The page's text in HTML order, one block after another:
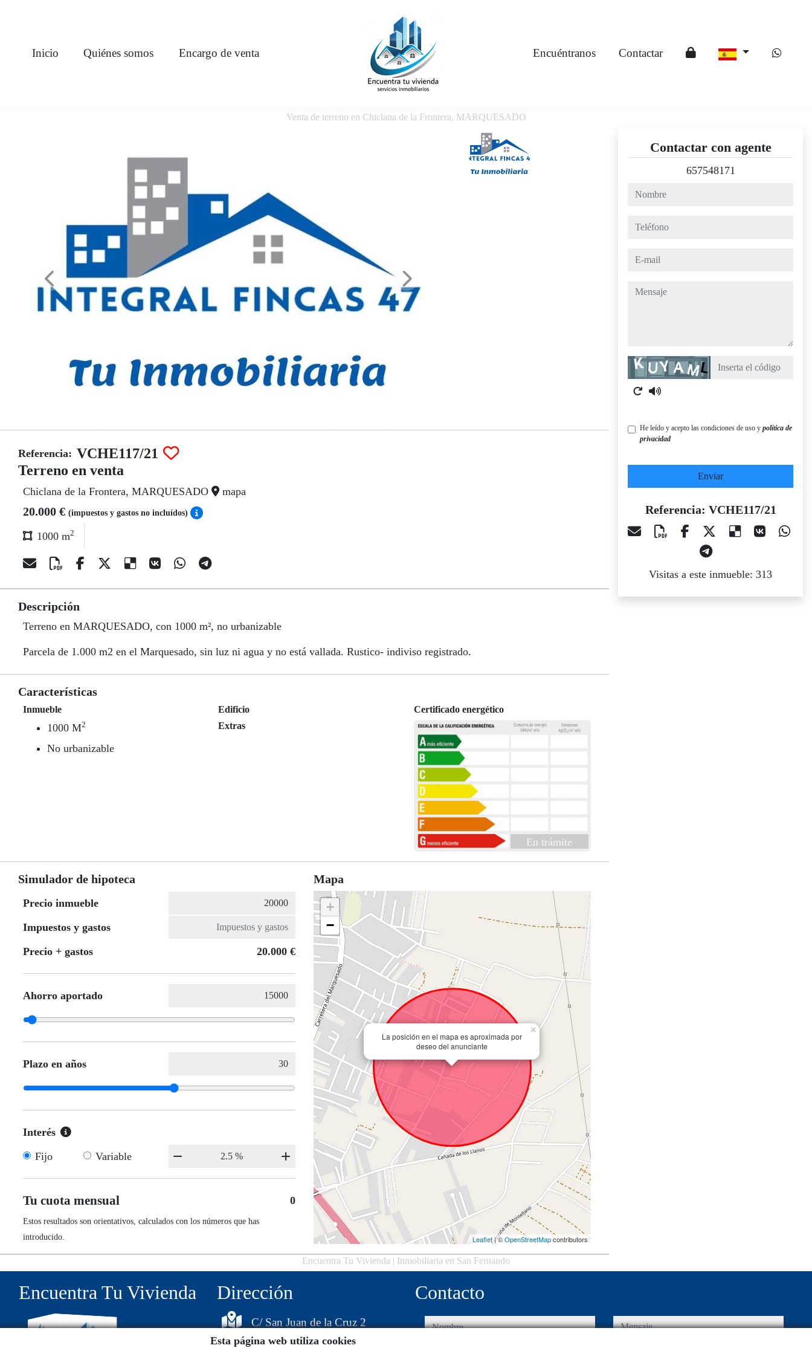
Inicio Quiénes somos Encargo de venta Encuéntranos Contactar
Venta de terreno en Chiclana de la Frontera, MARQUESADO
Referencia: VCHE117/21
Terreno en venta
Chiclana de la Frontera, MARQUESADO mapa
20.000 € (impuestos y gastos no incluídos)
1000 m2
Descripción
Terreno en MARQUESADO, con 1000 m², no urbanizable
Parcela de 1.000 m2 en el Marquesado, sin luz ni agua y no está vallada. Rustico- indiviso registrado.
Características
Inmueble
1000 M2
No urbanizable
Edificio
Extras
Certificado energético
En trámite
Simulador de hipoteca
Precio inmueble
Impuestos y gastos
Precio + gastos
20.000 €
Ahorro aportado
Plazo en años
Interés
Fijo
Variable
Tu cuota mensual 0
Estos resultados son orientativos, calculados con los números que has
introducido.
Mapa
La posición en el mapa es aproximada por
deseo del anunciante
×
+
−
Leaflet| ©OpenStreetMapcontributors
Contactar con agente
657548171
nombre
teléfono
e-mail
mensaje
Captcha
He leído y acepto las condiciones de uso y política de
privacidad
Enviar
Referencia: VCHE117/21
Visitas a este inmueble: 313
Encuentra Tu Vivienda | Inmobiliaria en San Fernando
Encuentra Tu Vivienda Dirección
C/ San Juan de la Cruz 2
11100 San Fernando
Contacto
nombre mensaje
Esta página web utiliza cookies